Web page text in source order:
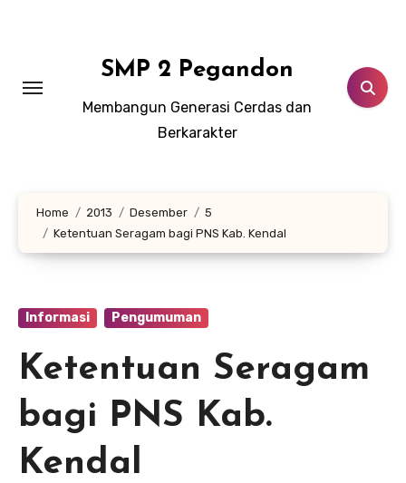
SMP 2 Pegandon
Membangun Generasi Cerdas dan
Berkarakter
Home 2013 Desember
5
Ketentuan Seragam bagi PNS Kab. Kendal
Informasi Pengumuman
Ketentuan Seragam
bagi PNS Kab.
Kendal